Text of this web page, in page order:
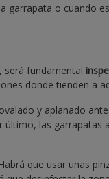
garrapata o cuando
será fundamental
donde tienden a
y aplanado
las garrapatas
que usar unas